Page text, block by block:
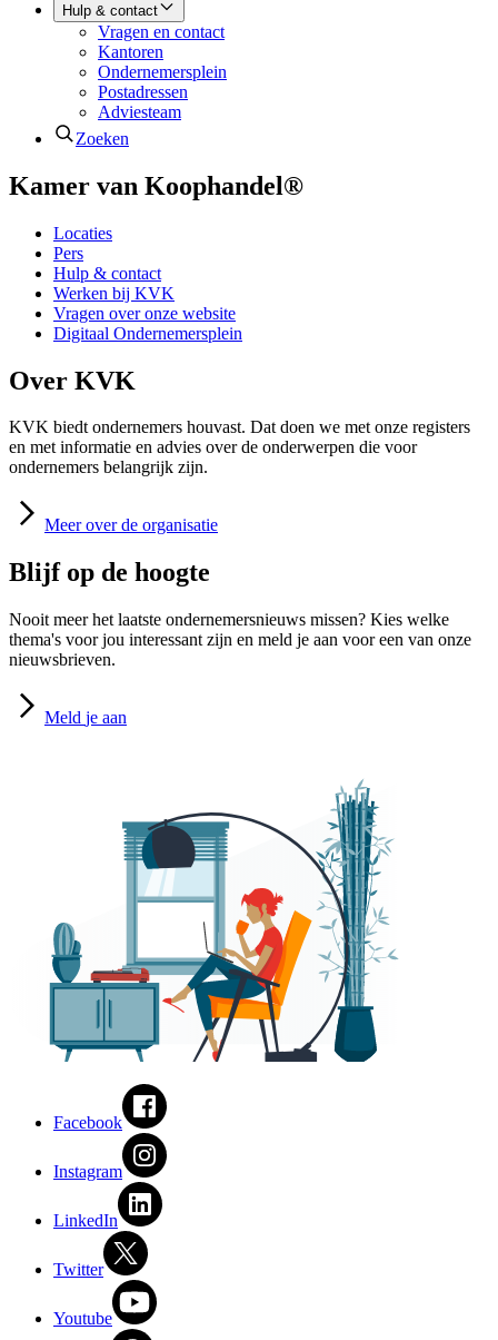
Hulp & contact
Vragen en contact
Kantoren
Ondernemersplein
Postadressen
Adviesteam
Zoeken
Kamer van Koophandel®
Locaties
Pers
Hulp & contact
Werken bij KVK
Vragen over onze website
Digitaal Ondernemersplein
Over KVK
KVK biedt ondernemers houvast. Dat doen we met onze registers
en met informatie en advies over de onderwerpen die voor
ondernemers belangrijk zijn.
Meer over de organisatie
Blijf op de hoogte
Nooit meer het laatste ondernemersnieuws missen? Kies welke
thema's voor jou interessant zijn en meld je aan voor een van onze
nieuwsbrieven.
Meld je aan
Facebook
Instagram
LinkedIn
Twitter
Youtube